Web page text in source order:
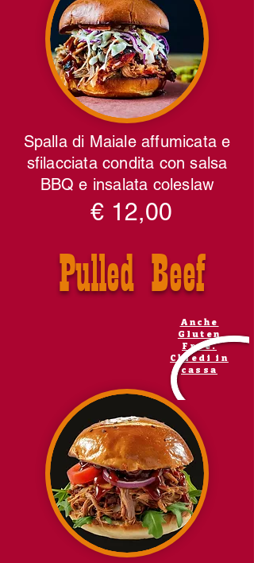
Spalla di Maiale affumicata e
sfilacciata condita con salsa
BBQ e insalata coleslaw
€ 12,00
Pulled Beef
Anche
Gluten
Free.
Chiedi in
cassa